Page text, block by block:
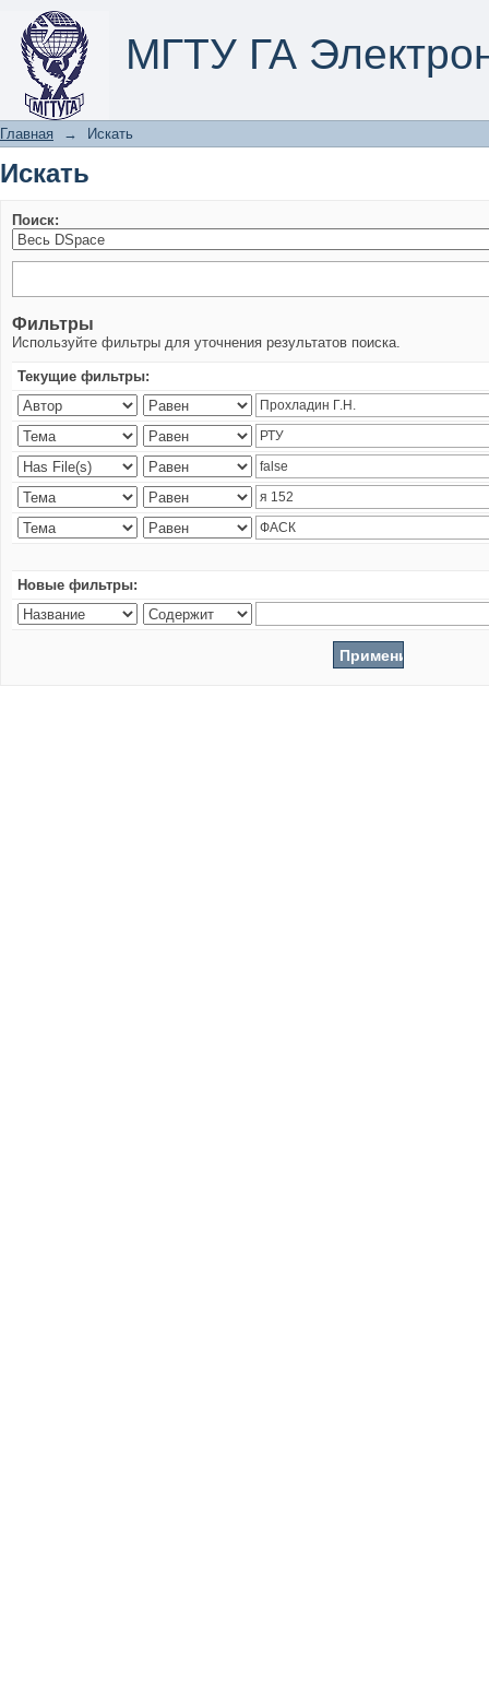
МГТУ ГА
Искать
Главная → Искать
Искать
Поиск:
Фильтры
Используйте фильтры для уточнения результатов поиска.
Текущие фильтры:
Новые фильтры: